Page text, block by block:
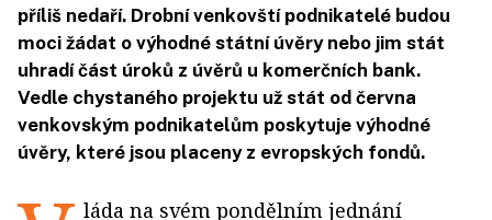
příliš nedaří. Drobní venkovští podnikatelé budou
moci žádat o výhodné státní úvěry nebo jim stát
uhradí část úroků z úvěrů u komerčních bank.
Vedle chystaného projektu už stát od června
venkovským podnikatelům poskytuje výhodné
úvěry, které jsou placeny z evropských fondů.
láda na svém pondělním jednání